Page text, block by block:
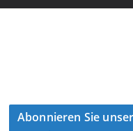
Abonnieren Sie